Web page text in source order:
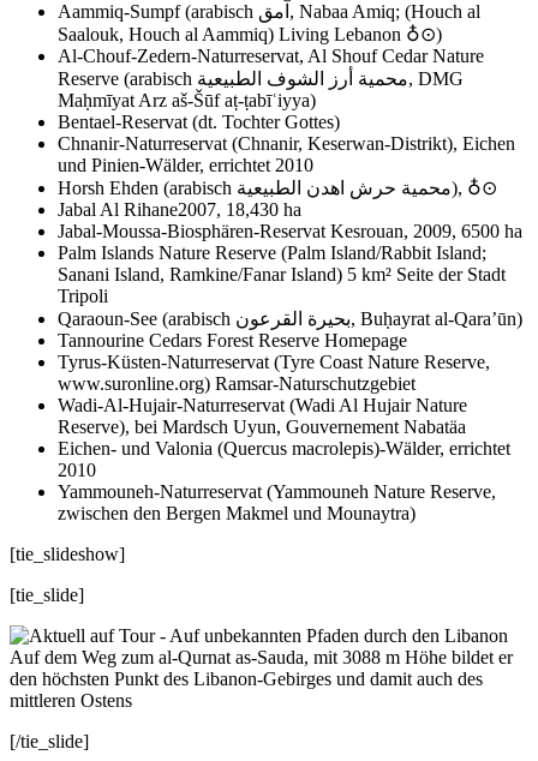
Aammiq-Sumpf (arabisch آمق, Nabaa Amiq; (Houch al
Saalouk, Houch al Aammiq) Living Lebanon ♁⊙)
Al-Chouf-Zedern-Naturreservat, Al Shouf Cedar Nature
Reserve (arabisch محمية أرز الشوف الطبيعية, DMG
Maḥmīyat Arz aš-Šūf aṭ-ṭabīʿiyya)
Bentael-Reservat (dt. Tochter Gottes)
Chnanir-Naturreservat (Chnanir, Keserwan-Distrikt), Eichen
und Pinien-Wälder, errichtet 2010
Horsh Ehden (arabisch محمية حرش اهدن الطبيعية), ♁⊙
Jabal Al Rihane2007, 18,430 ha
Jabal-Moussa-Biosphären-Reservat Kesrouan, 2009, 6500 ha
Palm Islands Nature Reserve (Palm Island/Rabbit Island;
Sanani Island, Ramkine/Fanar Island) 5 km² Seite der Stadt
Tripoli
Qaraoun-See (arabisch بحيرة القرعون, Buḥayrat al-Qara’ūn)
Tannourine Cedars Forest Reserve Homepage
Tyrus-Küsten-Naturreservat (Tyre Coast Nature Reserve,
www.suronline.org) Ramsar-Naturschutzgebiet
Wadi-Al-Hujair-Naturreservat (Wadi Al Hujair Nature
Reserve), bei Mardsch Uyun, Gouvernement Nabatäa
Eichen- und Valonia (Quercus macrolepis)-Wälder, errichtet
2010
Yammouneh-Naturreservat (Yammouneh Nature Reserve,
zwischen den Bergen Makmel und Mounaytra)
[tie_slideshow]
[tie_slide]
Auf dem Weg zum al-Qurnat as-Sauda, mit 3088 m Höhe bildet er
den höchsten Punkt des Libanon-Gebirges und damit auch des
mittleren Ostens
[/tie_slide]